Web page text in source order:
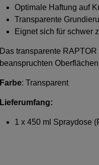
Optimale Haftung auf
Transparente
Eignet sich für schwer
Das transparente
beanspruchten
Farbe: Transparent
Lieferumfang:
1 x 450 ml Spraydose